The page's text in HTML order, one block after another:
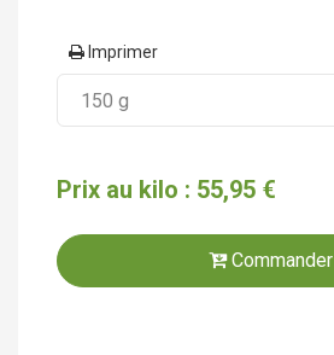
Imprimer
Prix au kilo : 55,95 €
Commander